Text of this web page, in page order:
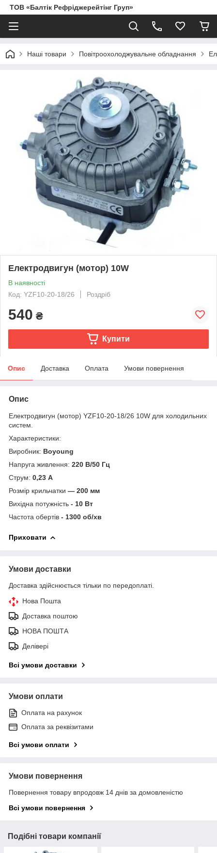
ТОВ «Балтік Рефріджерейтінг Груп»
Наші товари Повітроохолоджувальне обладнання
Електродвигун (мотор) 10W
В наявності
Код: YZF10-20-18/26
Роздріб
540 ₴
Купити
Опис Доставка Оплата Умови повернення
Опис
Електродвигун (мотор) YZF10-20-18/26 10W для холодильних
систем.
Характеристики:
Виробник: Boyoung
Напруга живлення: 220 В/50 Гц
Струм: 0,23 А
Розмір крильчатки — 200 мм
Вихідна потужність - 10 Вт
Частота обертів - 1300 об/хв
Приховати
Умови доставки
Доставка здійснюється тільки по передоплаті.
Нова Пошта
Доставка поштою
НОВА ПОШТА
Делівері
Всі умови доставки
Умови оплати
Оплата на рахунок
Оплата за реквізитами
Всі умови оплати
Умови повернення
Повернення товару впродовж 14 днів за домовленістю
Всі умови повернення
Подібні товари компанії